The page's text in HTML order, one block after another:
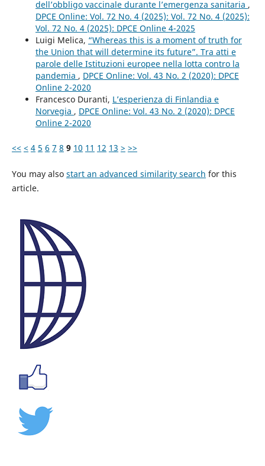
dell’obbligo vaccinale durante l’emergenza sanitaria ,
DPCE Online: Vol. 72 No. 4 (2025): Vol. 72 No. 4 (2025):
Vol. 72 No. 4 (2025): DPCE Online 4-2025
Luigi Melica, “Whereas this is a moment of truth for
the Union that will determine its future”. Tra atti e
parole delle Istituzioni europee nella lotta contro la
pandemia , DPCE Online: Vol. 43 No. 2 (2020): DPCE
Online 2-2020
Francesco Duranti, L’esperienza di Finlandia e
Norvegia , DPCE Online: Vol. 43 No. 2 (2020): DPCE
Online 2-2020
<< < 4 5 6 7 8 9 10 11 12 13 > >>
You may also start an advanced similarity search for this
article.